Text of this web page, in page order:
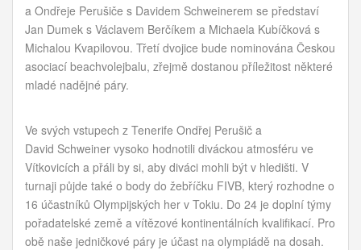
a Ondřeje Perušiče s Davidem Schweinerem se představí
Jan Dumek s Václavem Berčíkem a Michaela Kubíčková s
Michalou Kvapilovou. Třetí dvojice bude nominována Českou
asociací beachvolejbalu, zřejmě dostanou příležitost některé
mladé nadějné páry.
Ve svých vstupech z Tenerife Ondřej Perušič a
David Schweiner vysoko hodnotili diváckou atmosféru ve
Vítkovicích a přáli by si, aby diváci mohli být v hledišti. V
turnaji půjde také o body do žebříčku FIVB, který rozhodne o
16 účastníků Olympijských her v Tokiu. Do 24 je doplní týmy
pořadatelské země a vítězové kontinentálních kvalifikací. Pro
obě naše jedničkové páry je účast na olympiádě na dosah.